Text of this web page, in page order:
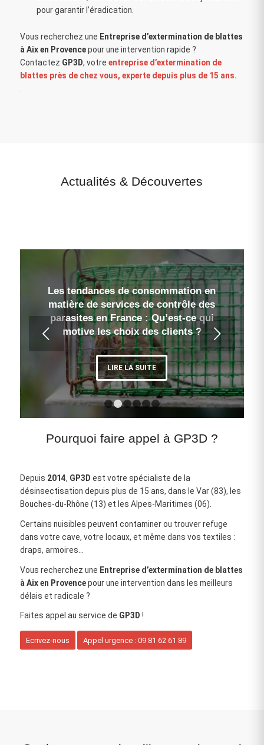
pour garantir l’éradication.
Vous recherchez une Entreprise d’extermination de blattes
à Aix en Provencepour une intervention rapide ?
Contactez GP3D, votre entreprise d’extermination de
blattes près de chez vous, experte depuis plus de 15 ans.
.
Actualités& Découvertes
Les tendances de consommation en
matière de services de contrôle des
parasites en France : Qu’est-ce qui
motive les choix des clients ?
LIRE LA SUITE
Suivant
1 2 3 4 5 6
Pourquoi faire appel à GP3D ?
Depuis 2014, GP3D est votre spécialiste de la
désinsectisation depuis plus de 15 ans, dans le Var (83), les
Bouches‑du‑Rhône (13) et les Alpes‑Maritimes (06).
Certains nuisibles peuvent contaminer ou trouver refuge
dans votre cave, votre locaux, et même dans vos textiles :
draps, armoires…
Vous recherchez une Entreprise d’extermination de blattes
à Aix en Provencepour une intervention dans les meilleurs
délais et radicale ?
Faites appel au service de GP3D !
Ecrivez-nous Appel urgence : 09 81 62 61 89